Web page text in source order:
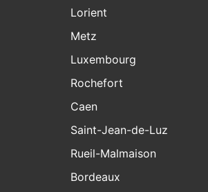
Lorient
Metz
Luxembourg
Rochefort
Caen
Saint-Jean-de-Luz
Rueil-Malmaison
Bordeaux